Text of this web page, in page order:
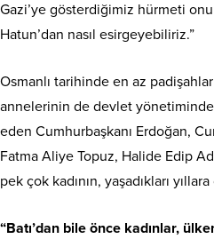
Gazi’ye gösterdiğimiz hürmeti
Hatun’dan nasıl esirgeyebiliriz.”
Osmanlı tarihinde en az
annelerinin de devlet yönetiminde
eden Cumhurbaşkanı Erdoğan,
Fatma Aliye Topuz, Halide Edip
pek çok kadının, yaşadıkları
“Batı’dan bile önce kadınlar,